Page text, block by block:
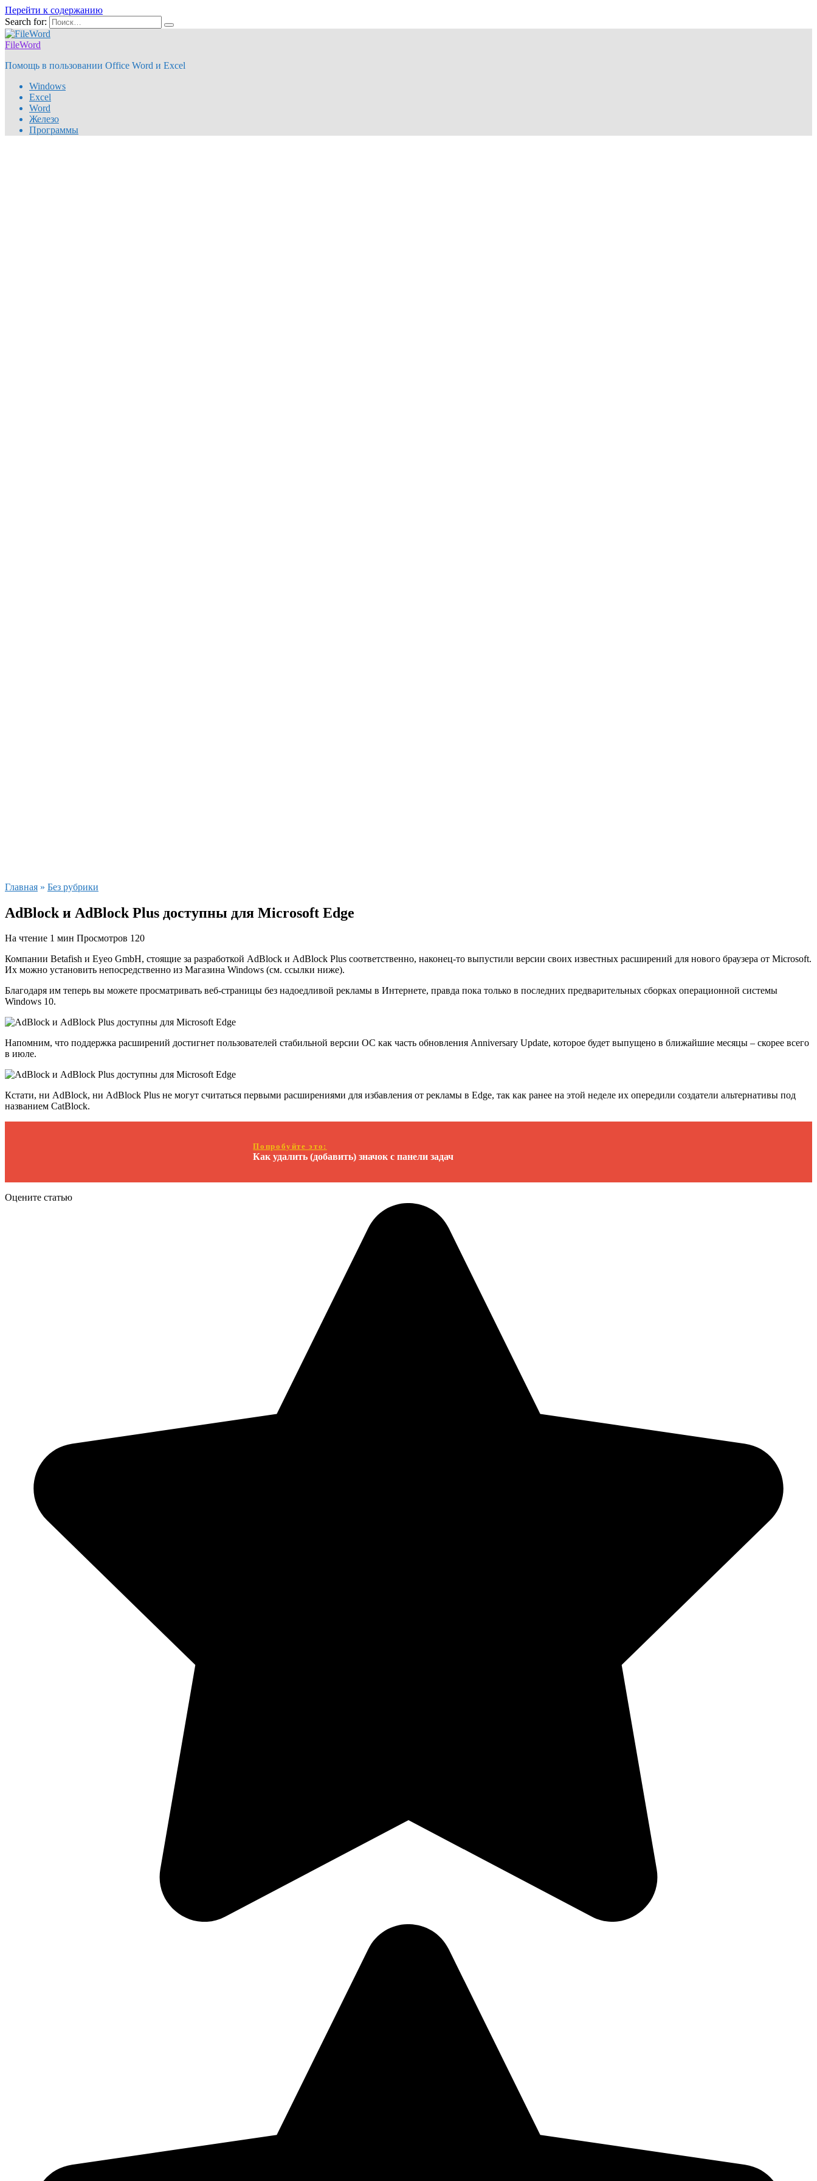
Перейти к содержанию
Search for:
FileWord
Помощь в пользовании Office Word и Excel
Windows
Excel
Word
Железо
Программы
Главная » Без рубрики
AdBlock и AdBlock Plus доступны для Microsoft Edge
На чтение 1 мин Просмотров 120
Компании Betafish и Eyeo GmbH, стоящие за разработкой AdBlock и AdBlock Plus соответственно, наконец-то выпустили версии своих известных расширений для нового браузера от Microsoft.
Их можно установить непосредственно из Магазина Windows (см. ссылки ниже).
Благодаря им теперь вы можете просматривать веб-страницы без надоедливой рекламы в Интернете, правда пока только в последних предварительных сборках операционной системы
Windows 10.
Напомним, что поддержка расширений достигнет пользователей стабильной версии ОС как часть обновления Anniversary Update, которое будет выпущено в ближайшие месяцы – скорее всего
в июле.
Кстати, ни AdBlock, ни AdBlock Plus не могут считаться первыми расширениями для избавления от рекламы в Edge, так как ранее на этой неделе их опередили создатели альтернативы под
названием CatBlock.
Попробуйте это:
Как удалить (добавить) значок с панели задач
Оцените статью